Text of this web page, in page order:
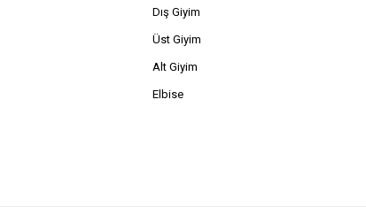
Dış Giyim
Üst Giyim
Alt Giyim
Elbise